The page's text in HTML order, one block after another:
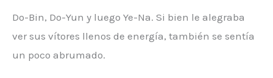
Do-Bin, Do-Yun y luego Ye-Na. Si bien le alegraba
ver sus vítores llenos de energía, también se sentía
un poco abrumado.